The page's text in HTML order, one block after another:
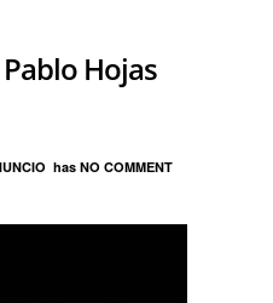
Hojas
has NO COMMENT